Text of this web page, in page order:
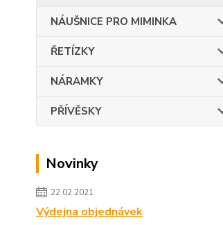
NÁUŠNICE PRO MIMINKA
ŘETÍZKY
NÁRAMKY
PŘÍVĚSKY
Novinky
22.02.2021
Výdejna objednávek